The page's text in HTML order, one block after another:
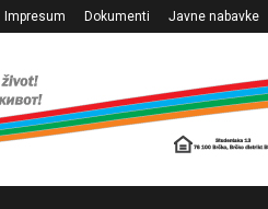
Impresum Dokumenti Javne nabavke